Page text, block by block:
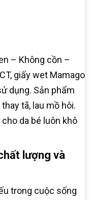
– Không cồn –
giấy wet Mamago
dụng. Sản phẩm
tã, lau mồ hôi.
da bé luôn khô
lượng và
trong cuộc sống